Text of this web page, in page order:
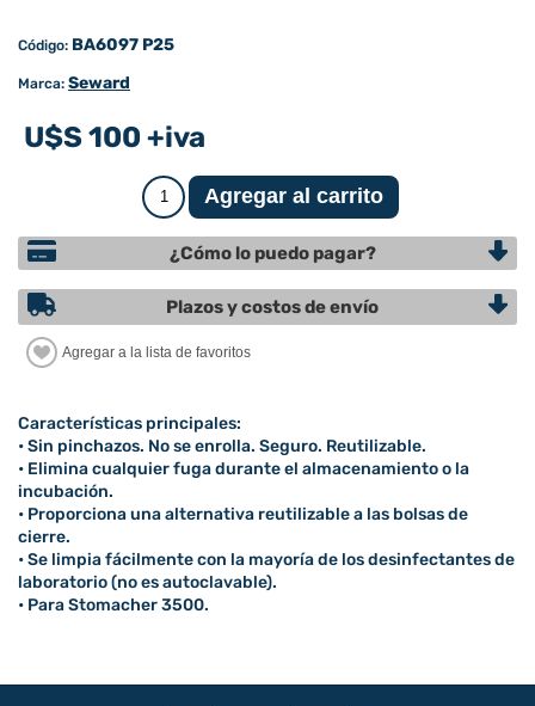
Código: BA6097 P25
Marca: Seward
U$S 100 +iva
¿Cómo lo puedo pagar?
Plazos y costos de envío
Características principales:
• Sin pinchazos. No se enrolla. Seguro. Reutilizable.
• Elimina cualquier fuga durante el almacenamiento o la
incubación.
• Proporciona una alternativa reutilizable a las bolsas de
cierre.
• Se limpia fácilmente con la mayoría de los desinfectantes de
laboratorio (no es autoclavable).
• Para Stomacher 3500.